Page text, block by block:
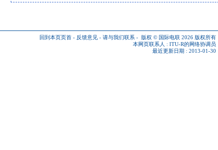
回到本页页首 - 反馈意见 - 请与我们联系 - 版权 © 国际电联 2026 版权所有
本网页联系人 : ITU-R的网络协调员
最近更新日期 : 2013-01-30